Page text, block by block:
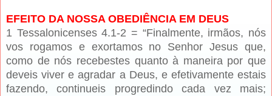
EFEITO DA NOSSA OBEDIÊNCIA EM DEUS
1 Tessalonicenses 4.1-2 = “Finalmente, irmãos, nós
vos rogamos e exortamos no Senhor Jesus que,
como de nós recebestes quanto à maneira por que
deveis viver e agradar a Deus, e efetivamente estais
fazendo, continueis progredindo cada vez mais;